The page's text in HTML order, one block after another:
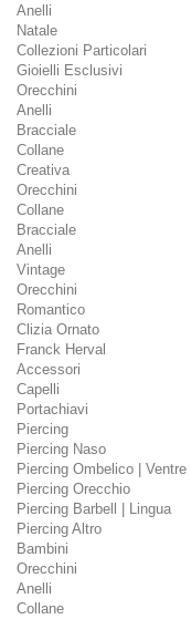
Anelli
Natale
Collezioni Particolari
Gioielli Esclusivi
Orecchini
Anelli
Bracciale
Collane
Creativa
Orecchini
Collane
Bracciale
Anelli
Vintage
Orecchini
Romantico
Clizia Ornato
Franck Herval
Accessori
Capelli
Portachiavi
Piercing
Piercing Naso
Piercing Ombelico | Ventre
Piercing Orecchio
Piercing Barbell | Lingua
Piercing Altro
Bambini
Orecchini
Anelli
Collane